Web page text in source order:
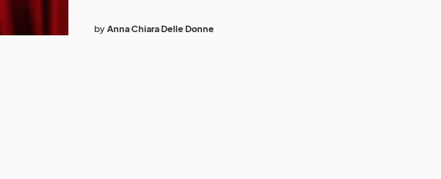
by Anna Chiara Delle Donne